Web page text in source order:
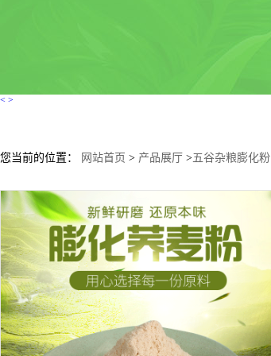
< >
您当前的位置： 网站首页 > 产品展厅 >五谷杂粮膨化粉